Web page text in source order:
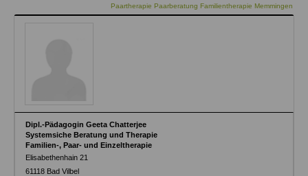
Paartherapie Paarberatung Familientherapie Memmingen
Dipl.-Pädagogin Geeta Chatterjee
Systemsiche Beratung und Therapie
Familien-, Paar- und Einzeltherapie
Elisabethenhain 21
61118 Bad Vilbel